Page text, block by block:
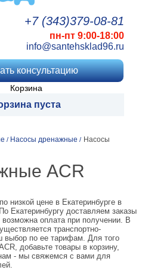
+7 (343)379-08-81
пн-пт 9:00-18:00
info@santehsklad96.ru
консультацию
Корзина
пуста
/ Насосы дренажные / Насосы
ACR
низкой цене в Екатеринбурге в
Екатеринбургу доставляем заказы
оплата при получении. В
транспортно-
выбор по ее тарифам. Для того
добавьте товары в корзину,
- мы свяжемся с вами для